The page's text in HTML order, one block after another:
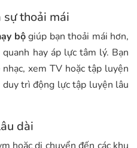
thoải mái
bộgiúp bạn thoải mái hơn,
hay áp lực tâm lý. Bạn
xem TV hoặc tập luyện
trì động lực tập luyện lâu
dài